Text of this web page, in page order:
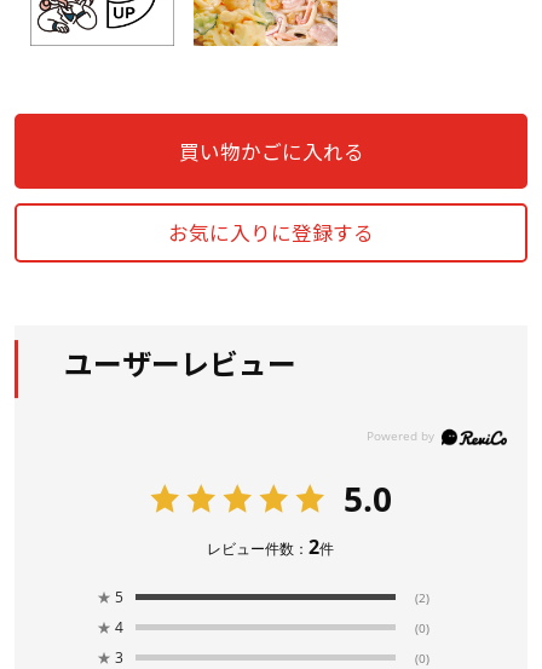
買い物かごに入れる
お気に入りに登録する
ユーザーレビュー
5.0
レビュー件数：2件
★ 5 (2)
★ 4 (0)
★ 3 (0)